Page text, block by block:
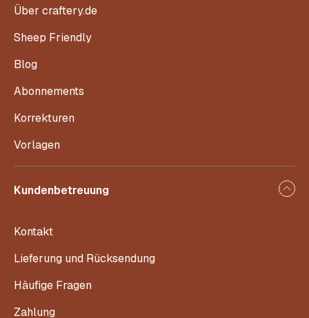
Über craftery.de
Sheep Friendly
Blog
Abonnements
Korrekturen
Vorlagen
Kundenbetreuung
Kontakt
Lieferung und Rücksendung
Häufige Fragen
Zahlung